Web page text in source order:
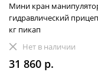
Мини кран
гидравлический
кг пикап
Нет в наличии
31 860 р.